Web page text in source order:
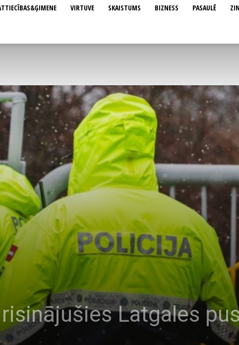
VIRTUVE SKAISTUMS BIZNESS PASAULĒ
Latgales